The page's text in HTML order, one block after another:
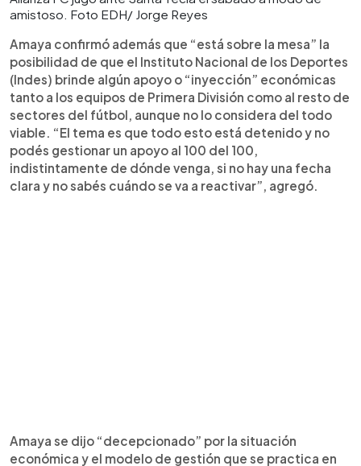
amistoso. Foto EDH/ Jorge Reyes
Amaya confirmó además que “está sobre la mesa” la
posibilidad de que el Instituto Nacional de los Deportes
(Indes) brinde algún apoyo o “inyección” económicas
tanto a los equipos de Primera División como al resto de
sectores del fútbol, aunque no lo considera del todo
viable. “El tema es que todo esto está detenido y no
podés gestionar un apoyo al 100 del 100,
indistintamente de dónde venga, si no hay una fecha
clara y no sabés cuándo se va a reactivar”, agregó.
Amaya se dijo “decepcionado” por la situación
económica y el modelo de gestión que se practica en